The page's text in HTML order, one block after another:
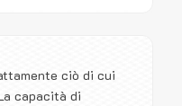
ciò di cui
capacità di